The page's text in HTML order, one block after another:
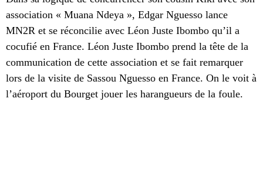
association « Muana Ndeya », Edgar Nguesso lance
MN2R et se réconcilie avec Léon Juste Ibombo qu’il a
cocufié en France. Léon Juste Ibombo prend la tête de la
communication de cette association et se fait remarquer
lors de la visite de Sassou Nguesso en France. On le voit à
l’aéroport du Bourget jouer les harangueurs de la foule.